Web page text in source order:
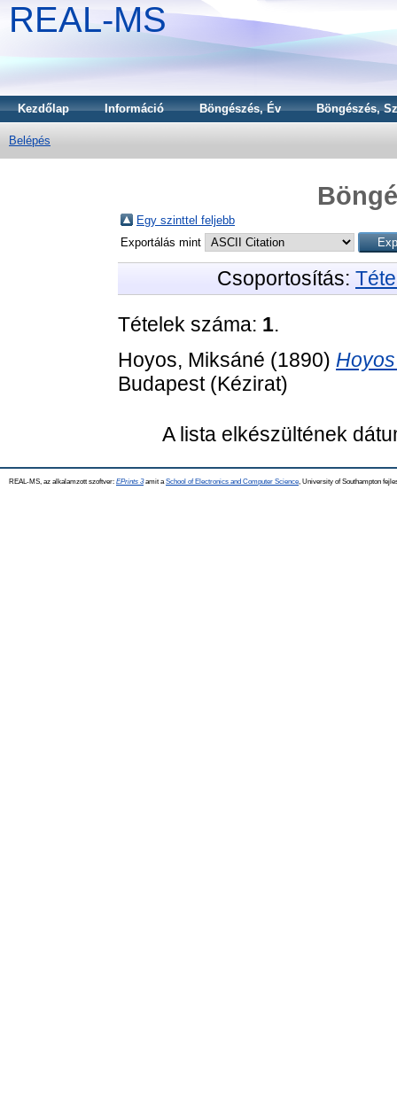
REAL-MS
Kezdőlap Információ Böngészés, Év Böngészés,
Belépés
Egy szinttel feljebb
Exportálás mint
Csoportosítás:
Tételek száma: 1.
Hoyos, Miksáné (1890)
Budapest (Kézirat)
A lista elkészültének
REAL-MS, az alkalamzott szoftver: EPrints 3amit a School of Electronics and Computer Science , University of Southampton